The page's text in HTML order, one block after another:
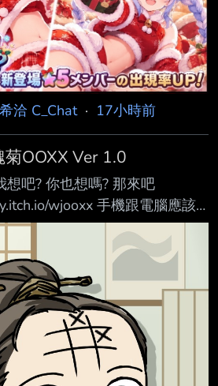
希洽 C_Chat· 17小時前
OOXX Ver 1.0
想吧? 你也想嗎? 那來吧
wjooxx 手機跟電腦應該
閒聊 ===== 一樣有幸取得
了這個神經病東西
0ofZo6k AI真方便啊.. 啊忘了
式碼 99.9% AI生成 美術除了人
是原始遊戲複製貼上 音樂是
音效網站 其餘的應該都是手工
下我的 Twitter/X: @catinclay 那